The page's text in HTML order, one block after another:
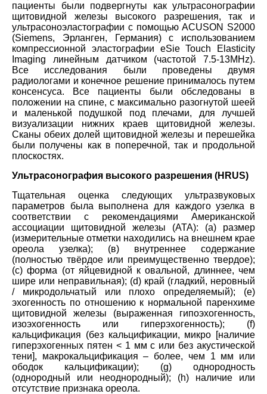
пациенты были подвергнуты как ультрасонографии
щитовидной железы высокого разрешения, так и
ультрасоноэластографии с помощью ACUSON S2000
(Siemens, Эрланген, Германия) с использованием
компрессионной эластографии eSie Touch Elasticity
Imaging линейным датчиком (частотой 7.5-13MHz).
Все исследования были проведены двумя
радиологами и конечное решение принималось путем
консенсуса. Все пациенты были обследованы в
положении на спине, с максимально разогнутой шеей
и маленькой подушкой под плечами, для лучшей
визуализации нижних краев щитовидной железы.
Сканы обеих долей щитовидной железы и перешейка
были получены как в поперечной, так и продольной
плоскостях.
Ультрасонография высокого разрешения (HRUS)
Тщательная оценка следующих ультразвуковых
параметров была выполнена для каждого узелка в
соответствии с рекомендациями Американской
ассоциации щитовидной железы (ATA): (а) размер
(измерительные отметки находились на внешнем крае
ореола узелка); (в) внутреннее содержание
(полностью твёрдое или преимущественно твердое);
(с) форма (от яйцевидной к овальной, длиннее, чем
шире или неправильная); (d) край (гладкий, неровный
/ микродольчатый или плохо определяемый); (е)
эхогенность по отношению к нормальной паренхиме
щитовидной железы (выраженная гипоэхогенность,
изоэхогенность или гиперэхогенность); (f)
кальцификация (без кальцификации, микро [наличие
гиперэхогенных пятен < 1 мм с или без акустической
тени], макрокальцификация – более, чем 1 мм или
ободок кальцификации); (g) однородность
(однородный или неоднородный); (h) наличие или
отсутствие признака ореола.